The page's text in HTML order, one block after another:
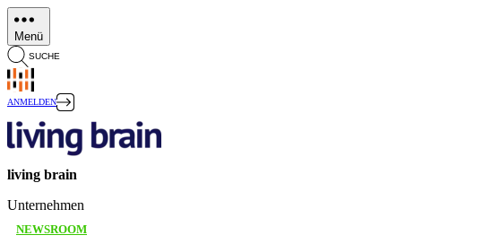
Direkt
zum
Inhalt
Menü
SUCHE
ANMELDEN
living brain
Unternehmen
NEWSROOM